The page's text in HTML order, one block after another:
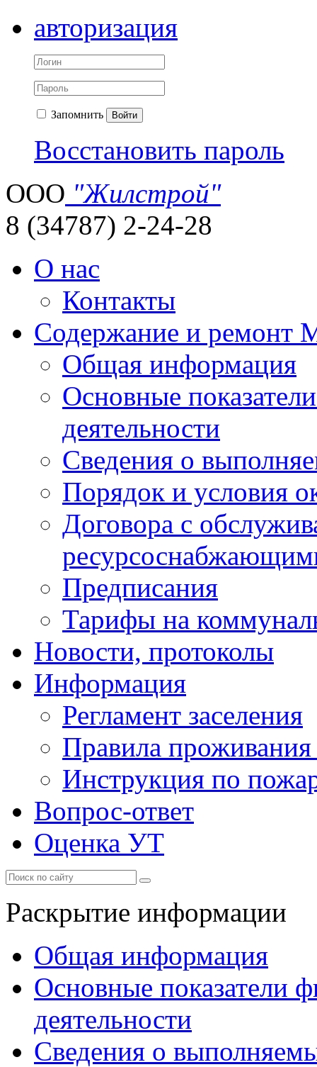
авторизация
Запомнить Войти
Восстановить пароль
ООО "Жилстрой"
8 (34787) 2-24-28
О нас
Контакты
Содержание и ремонт
Общая информация
Основные
деятельности
Сведения о
Порядок и условия
Договора с
Предписания
Тарифы на
Новости, протоколы
Информация
Регламент заселения
Правила
Инструкция по
Вопрос-ответ
Оценка УТ
Раскрытие информации
Общая информация
Основные показатели
деятельности
Сведения о